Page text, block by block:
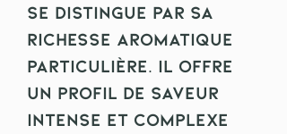
se distingue par sa
richesse aromatique
particulière. Il offre
un profil de saveur
intense et complexe